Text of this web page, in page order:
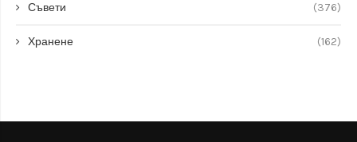
Съвети (376)
Хранене (162)